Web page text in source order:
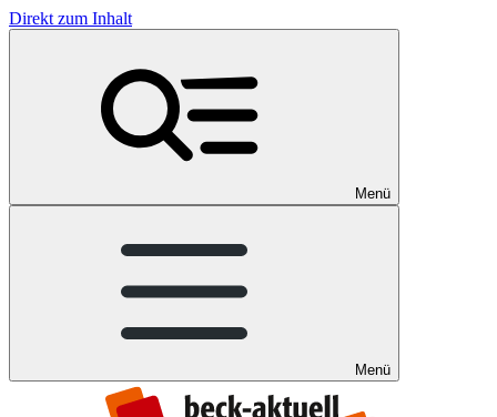
Direkt zum Inhalt
Menü
Menü